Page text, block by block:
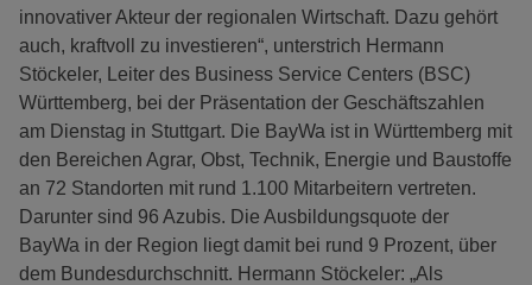
innovativer Akteur der regionalen Wirtschaft. Dazu gehört
auch, kraftvoll zu investieren“, unterstrich Hermann
Stöckeler, Leiter des Business Service Centers (BSC)
Württemberg, bei der Präsentation der Geschäftszahlen
am Dienstag in Stuttgart. Die BayWa ist in Württemberg mit
den Bereichen Agrar, Obst, Technik, Energie und Baustoffe
an 72 Standorten mit rund 1.100 Mitarbeitern vertreten.
Darunter sind 96 Azubis. Die Ausbildungsquote der
BayWa in der Region liegt damit bei rund 9 Prozent, über
dem Bundesdurchschnitt. Hermann Stöckeler: „Als